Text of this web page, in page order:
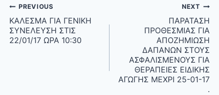
Post
navigation
PREVIOUS
ΚΑΛΕΣΜΑ ΓΙΑ ΓΕΝΙΚΗ
ΣΥΝΕΛΕΥΣΗ ΣΤΙΣ
22/01/17 ΩΡΑ 10:30
NEXT
ΠΑΡΑΤΑΣΗ
ΠΡΟΘΕΣΜΙΑΣ ΓΙΑ
ΑΠΟΖΗΜΙΩΣΗ
ΔΑΠΑΝΩΝ ΣΤΟΥΣ
ΑΣΦΑΛΙΣΜΕΝΟΥΣ ΓΙΑ
ΘΕΡΑΠΕΙΕΣ ΕΙΔΙΚΗΣ
ΑΓΩΓΗΣ ΜΕΧΡΙ 25-01-17
.